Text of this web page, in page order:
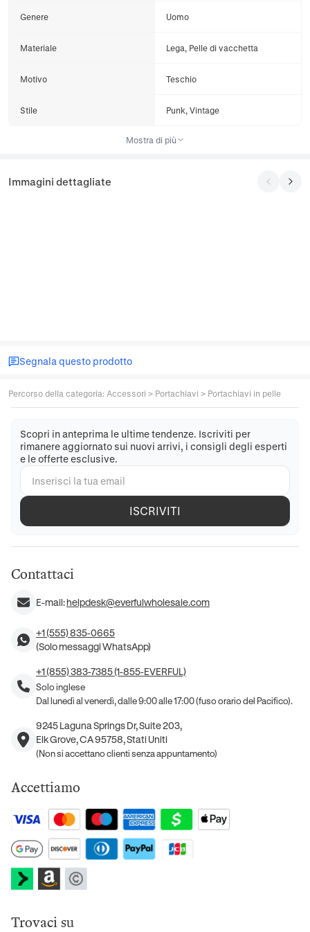
Genere Uomo
Materiale Lega, Pelle di vacchetta
Motivo Teschio
Stile Punk, Vintage
Mostra di più
Immagini dettagliate
Segnala questo prodotto
Percorso della categoria: Accessori > Portachiavi > Portachiavi in pelle
Scopri in anteprima le ultime tendenze. Iscriviti per
rimanere aggiornato sui nuovi arrivi, i consigli degli esperti
e le offerte esclusive.
ISCRIVITI
Contattaci
E-mail:helpdesk@everfulwholesale.com
+1 (555) 835-0665
(Solo messaggi WhatsApp)
+1 (855) 383-7385 (1-855-EVERFUL)
Solo inglese
Dal lunedì al venerdì, dalle 9:00 alle 17:00 (fuso orario del Pacifico).
9245 Laguna Springs Dr, Suite 203,
Elk Grove, CA 95758, Stati Uniti
(Non si accettano clienti senza appuntamento)
Accettiamo
Trovaci su